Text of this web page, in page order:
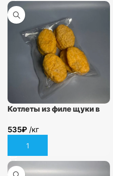
Котлеты из филе щуки в
535₽ /кг
В корзину